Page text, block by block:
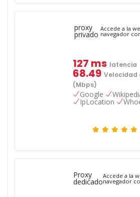
proxy
privado
Accede a la
navegador
127 ms latencia
68.49 Velocidad
(Mbps)
Google
IpLocation
Proxy
dedicado
Accede a la
navegador